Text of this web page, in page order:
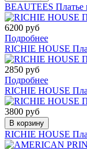
BEAUTEES Платье
6200 руб
Подробнее
RICHIE HOUSE
2850 руб
Подробнее
RICHIE HOUSE
3800 руб
В корзину
RICHIE HOUSE